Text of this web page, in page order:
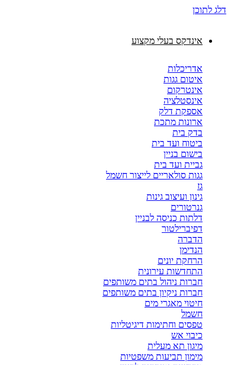
דלג לתוכן
אינדקס בעלי מקצוע
אדריכלות
איטום גגות
אינטרקום
אינסטלציה
אספקת דלק
ארונות מתכת
בדק בית
ביטוח ועד בית
בישום בניין
גביית ועד בית
גגות סולאריים לייצור חשמל
גז
גינון ועיצוב גינות
גנרטורים
דלתות כניסה לבניין
דפיברילטור
הדברה
הנדימן
הרחקת יונים
התחדשות עירונית
חברות ניהול בתים משותפים
חברות ניקיון בתים משותפים
חיטוי מאגרי מים
חשמל
טפסים וחתימות דיגיטליות
כיבוי אש
מיגון תא מעלית
מימון תביעות משפטיות